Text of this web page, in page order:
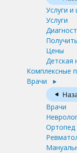
Услуги и
Услуги
Цены
Детская
Комплексные
Врачи
Врачи
Ортопед